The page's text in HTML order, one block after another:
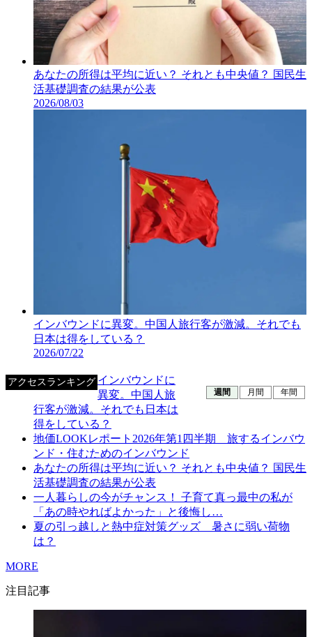
あなたの所得は平均に近い？ それとも中央値？ 国民生
活基礎調査の結果が公表
2026/08/03
インバウンドに異変。中国人旅行客が激減。それでも
日本は得をしている？
2026/07/22
アクセスランキング
週間 月間 年間
インバウンドに
異変。中国人旅
行客が激減。それでも日本は
得をしている？
地価LOOKレポート2026年第1四半期 旅するインバウ
ンド・住むためのインバウンド
あなたの所得は平均に近い？ それとも中央値？ 国民生
活基礎調査の結果が公表
一人暮らしの今がチャンス！ 子育て真っ最中の私が
「あの時やればよかった」と後悔し…
夏の引っ越しと熱中症対策グッズ 暑さに弱い荷物
は？
MORE
注目記事